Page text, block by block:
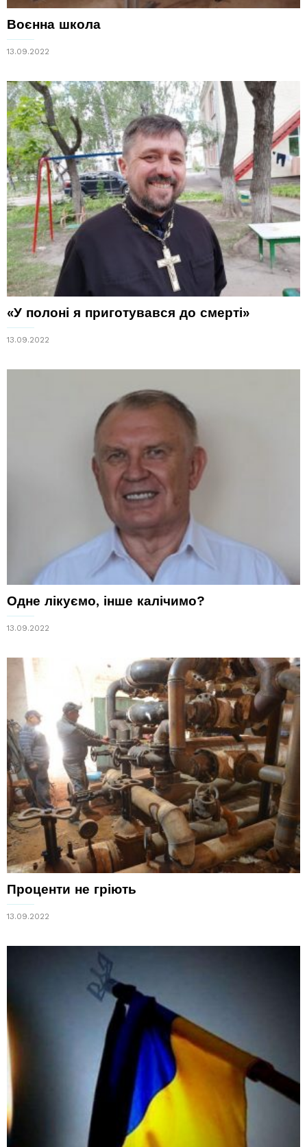
Воєнна школа
13.09.2022
«У полоні я приготувався до смерті»
13.09.2022
Одне лікуємо, інше калічимо?
13.09.2022
Проценти не гріють
13.09.2022